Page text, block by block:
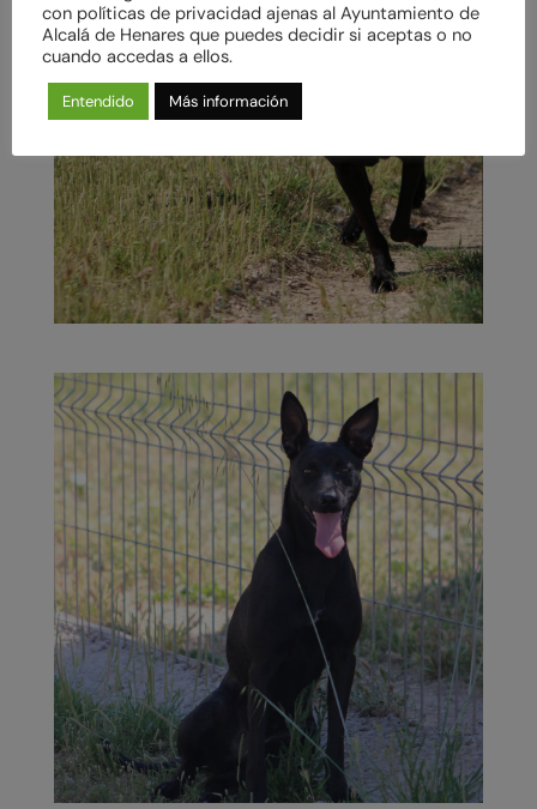
con políticas de privacidad ajenas al Ayuntamiento de
Alcalá de Henares que puedes decidir si aceptas o no
cuando accedas a ellos.
Entendido Más información